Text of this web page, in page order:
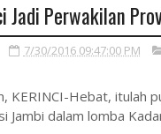
Jadi Perwakilan
7/30/2016 09:47:00 PM
KERINCI-Hebat, itulah
Jambi dalam lomba